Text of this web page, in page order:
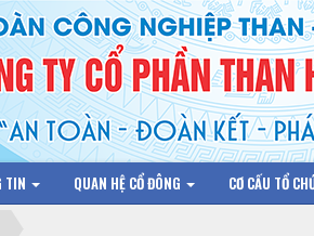
TIN QUAN HỆ CỔ ĐÔNG CƠ CẤU TỔ